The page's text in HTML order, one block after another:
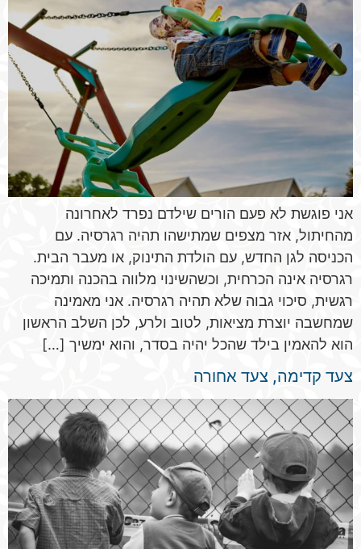
אני פוגשת לא פעם הורים שילדם נפרד לאחרונה
מהחיתול, אזר מצפים שמתישהו תהיה רגרסיה. עם
הכניסה לגן החדש, עם הולדת התינוק, או מעבר הבית.
רגרסיה אינה הכרחית, וכשהשינוי מלווה בהכנה ותמיכה
רגשית, סיכוי גבוה שלא תהיה רגרסיה. אני מאמינה
שמחשבה יוצרת מציאות, לטוב ולרע, לכן השלב הראשון
הוא להאמין בילד שהכל יהיה בסדר, והוא ימשיך […]
צעד קדימה, צעד אחורה